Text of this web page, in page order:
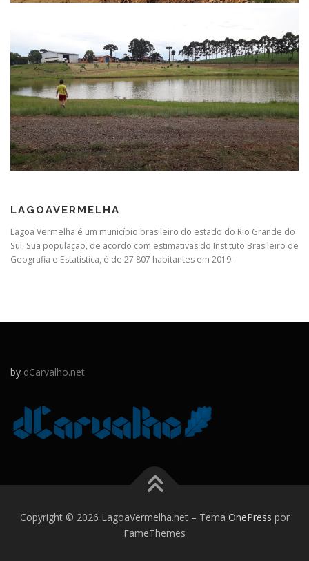
LAGOAVERMELHA
Lagoa Vermelha é um município brasileiro do estado do Rio Grande do
Sul. Sua população, de acordo com estimativas do Instituto Brasileiro de
Geografia e Estatística, é de 27 807 habitantes em 2019.
by dCarvalho.net
Copyright © 2026 LagoaVermelha.net – Tema OnePress por
FameThemes